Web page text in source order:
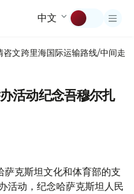
中文
咨文跨里海国际运输路线/中间走廊
活动纪念吾穆尔扎
克斯坦文化和体育部的支
活动，纪念哈萨克斯坦人民